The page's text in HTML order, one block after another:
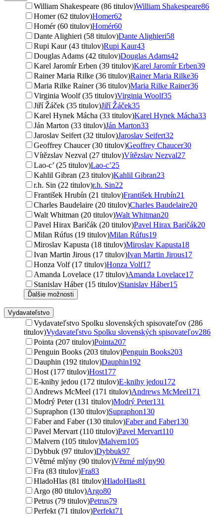
William Shakespeare (86 titulov)William Shakespeare86
Homer (62 titulov)Homer62
Homér (60 titulov)Homér60
Dante Alighieri (58 titulov)Dante Alighieri58
Rupi Kaur (43 titulov)Rupi Kaur43
Douglas Adams (42 titulov)Douglas Adams42
Karel Jaromír Erben (39 titulov)Karel Jaromír Erben39
Rainer Maria Rilke (36 titulov)Rainer Maria Rilke36
Maria Rilke Rainer (36 titulov)Maria Rilke Rainer36
Virginia Woolf (35 titulov)Virginia Woolf35
Jiří Žáček (35 titulov)Jiří Žáček35
Karel Hynek Mácha (33 titulov)Karel Hynek Mácha33
Ján Marton (33 titulov)Ján Marton33
Jaroslav Seifert (32 titulov)Jaroslav Seifert32
Geoffrey Chaucer (30 titulov)Geoffrey Chaucer30
Vítězslav Nezval (27 titulov)Vítězslav Nezval27
Lao-c’ (25 titulov)Lao-c’25
Kahlil Gibran (23 titulov)Kahlil Gibran23
r.h. Sin (22 titulov)r.h. Sin22
František Hrubín (21 titulov)František Hrubín21
Charles Baudelaire (20 titulov)Charles Baudelaire20
Walt Whitman (20 titulov)Walt Whitman20
Pavel Hirax Baričák (20 titulov)Pavel Hirax Baričák20
Milan Rúfus (19 titulov)Milan Rúfus19
Miroslav Kapusta (18 titulov)Miroslav Kapusta18
Ivan Martin Jirous (17 titulov)Ivan Martin Jirous17
Honza Volf (17 titulov)Honza Volf17
Amanda Lovelace (17 titulov)Amanda Lovelace17
Stanislav Háber (15 titulov)Stanislav Háber15
Ďalšie možnosti
Vydavateľstvo
Vydavateľstvo Spolku slovenských spisovateľov (286
titulov)Vydavateľstvo Spolku slovenských spisovateľov286
Pointa (207 titulov)Pointa207
Penguin Books (203 titulov)Penguin Books203
Dauphin (192 titulov)Dauphin192
Host (177 titulov)Host177
E-knihy jedou (172 titulov)E-knihy jedou172
Andrews McMeel (171 titulov)Andrews McMeel171
Modrý Peter (131 titulov)Modrý Peter131
Supraphon (130 titulov)Supraphon130
Faber and Faber (130 titulov)Faber and Faber130
Pavel Mervart (110 titulov)Pavel Mervart110
Malvern (105 titulov)Malvern105
Dybbuk (97 titulov)Dybbuk97
Větrné mlýny (90 titulov)Větrné mlýny90
Fra (83 titulov)Fra83
HladoHlas (81 titulov)HladoHlas81
Argo (80 titulov)Argo80
Petrus (79 titulov)Petrus79
Perfekt (71 titulov)Perfekt71